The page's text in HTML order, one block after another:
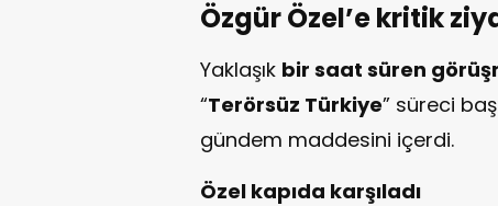
Özgür Özel’e kritik
Yaklaşık bir saat süren
“Terörsüz Türkiye” süreci
gündem maddesini içerdi.
Özel kapıda karşıladı